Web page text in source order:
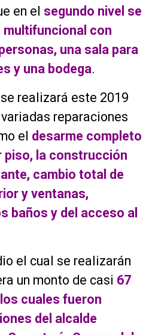
en el segundo nivel se
multifuncional con
una sala para
y una bodega.
realizará este 2019
reparaciones
el desarme completo
piso, la construcción
cambio total de
y ventanas,
baños y del acceso al
el cual se realizarán
un monto de casi 67
cuales fueron
del alcalde